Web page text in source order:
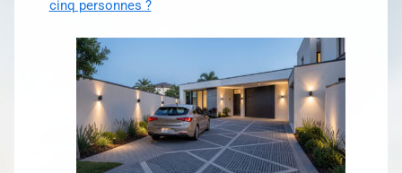
cinq personnes ?